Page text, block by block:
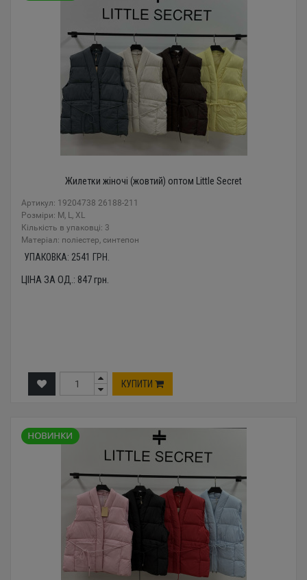
Жилетки жіночі (жовтий) оптом Little Secret
Артикул: 19204738 26188-211
Розміри: M, L, XL
Кількість в упаковці: 3
Mатеріал: поліестер, синтепон
УПАКОВКА: 2541 ГРН.
ЦІНА ЗА ОД.: 847грн.
КУПИТИ